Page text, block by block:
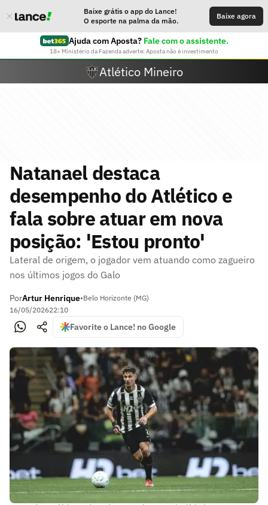
Baixe grátis o app do Lance!
O esporte na palma da mão.
Baixe agora
Ajuda com Aposta? Fale com o assistente.
18+ Ministério da Fazenda adverte: Aposta não é investimento
Atlético Mineiro
Natanael destaca
desempenho do Atlético e
fala sobre atuar em nova
posição: 'Estou pronto'
Lateral de origem, o jogador vem atuando como zagueiro
nos últimos jogos do Galo
PorArtur Henrique•Belo Horizonte (MG)
16/05/202622:10
Favorite o Lance! no Google